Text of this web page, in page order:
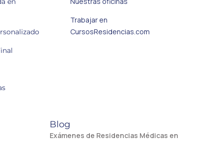
Trabajar en
CursosResidencias.com
Blog
Exámenes de Residencias Médicas en